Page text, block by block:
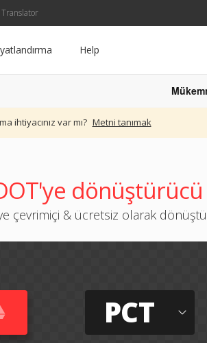
Help
ihtiyacınız var mı? Metni tanımak
dönüştürücü
çevrimiçi & ücretsiz olarak
PCT